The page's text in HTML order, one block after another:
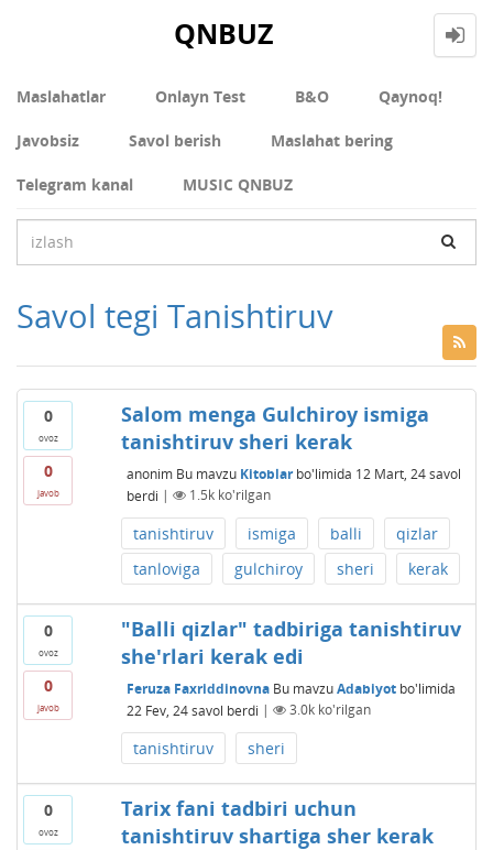
QNBUZ
Maslahatlar Onlayn Test В&О Qaynoq!
Javobsiz Savol berish Maslahat bering
Telegram kanal MUSIC QNBUZ
Savol tegi Tanishtiruv
0
ovoz
0
javob
Salom menga Gulchiroy ismiga
tanishtiruv sheri kerak
anonim Bu mavzu Kitoblarbo'limida 12 Mart, 24 savol
berdi | 1.5kko'rilgan
tanishtiruv ismiga balli
qizlar
tanloviga
gulchiroy sheri kerak
0
ovoz
0
javob
"Balli qizlar" tadbiriga tanishtiruv
she'rlari kerak edi
Feruza Faxriddinovna Bu mavzuAdabiyotbo'limida
22 Fev, 24 savol berdi | 3.0kko'rilgan
tanishtiruv sheri
0
ovoz
Tarix fani tadbiri uchun
tanishtiruv shartiga sher kerak